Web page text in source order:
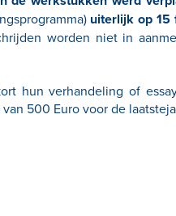
uiterlijk op
worden niet in
hun verhandeling of
500 Euro voor de